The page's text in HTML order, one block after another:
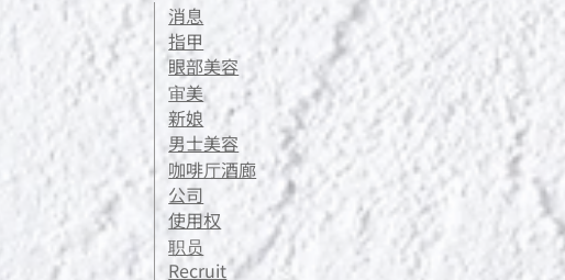
消息
指甲
眼部美容
审美
新娘
男士美容
咖啡厅酒廊
公司
使用权
职员
Recruit